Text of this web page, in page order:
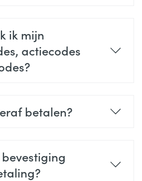
ik mijn
actiecodes
betalen?